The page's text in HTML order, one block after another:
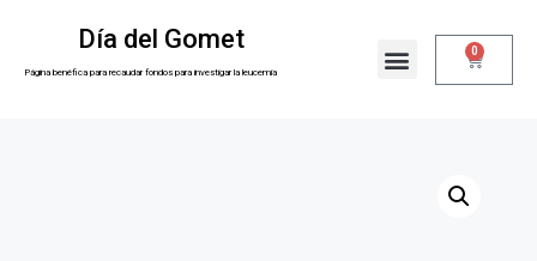
Día del Gomet
Página benéfica para recaudar fondos para investigar la leucemia
0